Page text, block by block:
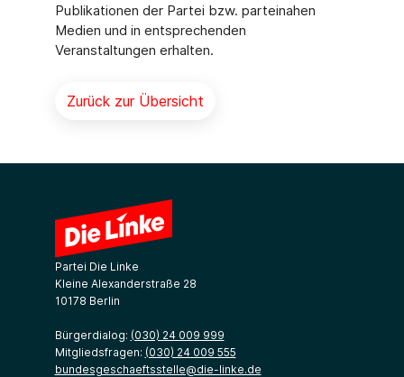
Publikationen der Partei bzw. parteinahen
Medien und in entsprechenden
Veranstaltungen erhalten.
Zurück zur Übersicht
Partei Die Linke
Kleine Alexanderstraße 28
10178 Berlin
Bürgerdialog: (030) 24 009 999
Mitgliedsfragen: (030) 24 009 555
bundesgeschaeftsstelle@die-linke.de